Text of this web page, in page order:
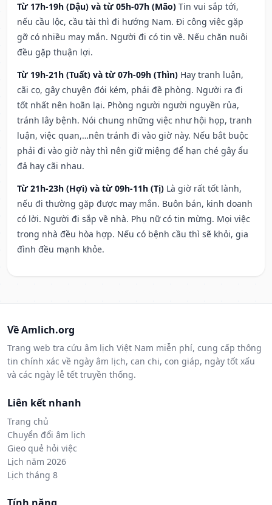
Từ 17h-19h (Dậu) và từ 05h-07h (Mão) Tin vui sắp tới,
nếu cầu lộc, cầu tài thì đi hướng Nam. Đi công việc gặp
gỡ có nhiều may mắn. Người đi có tin về. Nếu chăn nuôi
đều gặp thuận lợi.
Từ 19h-21h (Tuất) và từ 07h-09h (Thìn) Hay tranh luận,
cãi cọ, gây chuyện đói kém, phải đề phòng. Người ra đi
tốt nhất nên hoãn lại. Phòng người người nguyền rủa,
tránh lây bệnh. Nói chung những việc như hội họp, tranh
luận, việc quan,…nên tránh đi vào giờ này. Nếu bắt buộc
phải đi vào giờ này thì nên giữ miệng để hạn ché gây ẩu
đả hay cãi nhau.
Từ 21h-23h (Hợi) và từ 09h-11h (Tị) Là giờ rất tốt lành,
nếu đi thường gặp được may mắn. Buôn bán, kinh doanh
có lời. Người đi sắp về nhà. Phụ nữ có tin mừng. Mọi việc
trong nhà đều hòa hợp. Nếu có bệnh cầu thì sẽ khỏi, gia
đình đều mạnh khỏe.
Về Amlich.org
Trang web tra cứu âm lịch Việt Nam miễn phí, cung cấp thông
tin chính xác về ngày âm lịch, can chi, con giáp, ngày tốt xấu
và các ngày lễ tết truyền thống.
Liên kết nhanh
Trang chủ
Chuyển đổi âm lịch
Gieo quẻ hỏi việc
Lịch năm 2026
Lịch tháng 8